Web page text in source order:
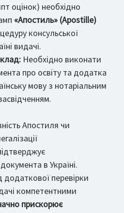
оцінок) необхідно
«Апостиль» (Apostille)
консульської
видачі.
Необхідно виконати
про освіту та додатка
мову з нотаріальним
Апостиля чи
в Україні.
додаткової перевірки
компетентними
прискорює